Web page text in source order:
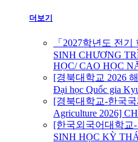
더보기
「2027학년도 전
SINH CHƯƠNG
HỌC/ CAO HỌC
[경북대학교 2026
Đại học Quốc gia
[경북대학교-한국국
Agriculture 2026]
[한국외국어대학교
SINH HỌC KỲ